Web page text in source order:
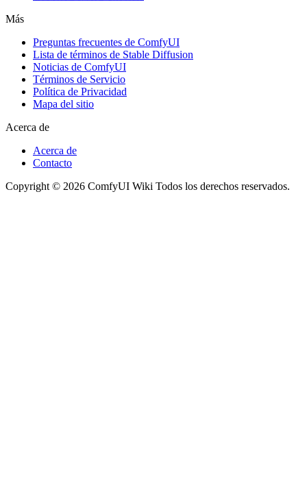
Más
Preguntas frecuentes de ComfyUI
Lista de términos de Stable Diffusion
Noticias de ComfyUI
Términos de Servicio
Política de Privacidad
Mapa del sitio
Acerca de
Acerca de
Contacto
Copyright © 2026 ComfyUI Wiki Todos los derechos reservados.